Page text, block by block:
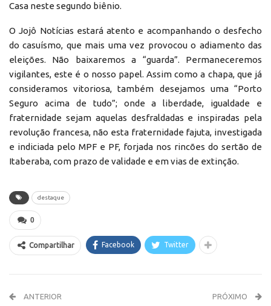
Casa neste segundo biênio.
O Jojô Notícias estará atento e acompanhando o desfecho
do casuísmo, que mais uma vez provocou o adiamento das
eleições. Não baixaremos a “guarda”. Permaneceremos
vigilantes, este é o nosso papel. Assim como a chapa, que já
consideramos vitoriosa, também desejamos uma “Porto
Seguro acima de tudo”; onde a liberdade, igualdade e
fraternidade sejam aquelas desfraldadas e inspiradas pela
revolução francesa, não esta fraternidade fajuta, investigada
e indiciada pelo MPF e PF, forjada nos rincões do sertão de
Itaberaba, com prazo de validade e em vias de extinção.
destaque
0
Compartilhar Facebook Twitter
ANTERIOR PRÓXIMO